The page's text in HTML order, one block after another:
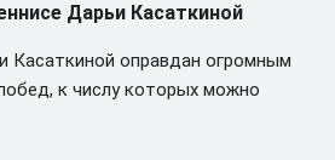
Дарьи Касаткиной
Касаткиной оправдан огромным
к числу которых можно